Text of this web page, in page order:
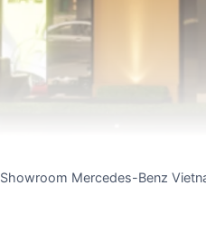
Showroom Mercedes-Benz